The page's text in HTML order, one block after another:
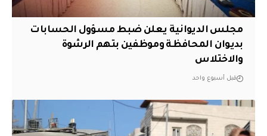
مجلس الديوانية يعلن ضبط مسؤول الحسابات
بديوان المحافظة وموظفين بتهم الرشوة
والاختلاس
قبل أسبوع واحد